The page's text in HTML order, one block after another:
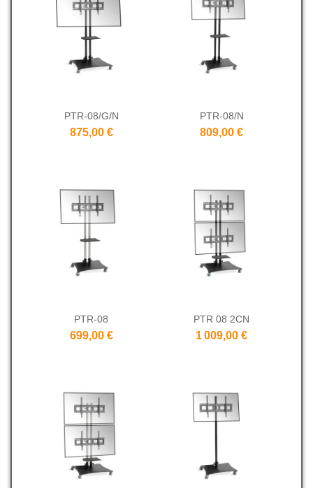
PTR-08/G/N
875,00 €
PTR-08/N
809,00 €
PTR-08
699,00 €
PTR 08 2CN
1 009,00 €